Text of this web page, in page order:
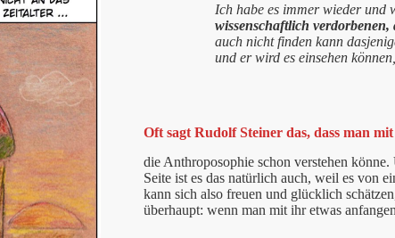
Ich habe es immer wieder und
wissenschaftlich verdorbenen,
auch nicht finden kann
und er wird es einsehen
Oft sagt Rudolf Steiner das, dass man
die Anthroposophie schon verstehen
Seite ist es das natürlich auch, weil es von
kann sich also freuen und glücklich
überhaupt: wenn man mit ihr etwas